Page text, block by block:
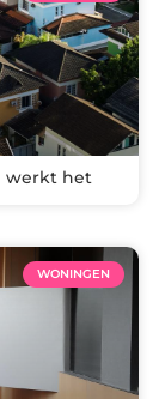
werkt het
WONINGEN